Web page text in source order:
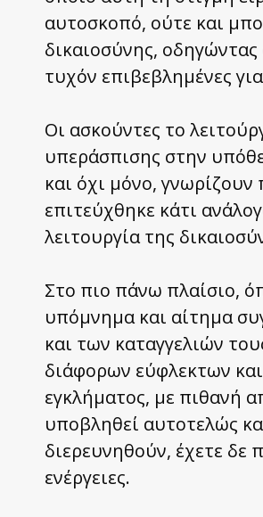
αυτοσκοπό, ούτε και
δικαιοσύνης, οδηγώντας
τυχόν επιβεβλημένες
Οι ασκούντες το
υπεράσπισης στην
και όχι μόνο,
επιτεύχθηκε κάτι
λειτουργία της
Στο πιο πάνω πλαίσιο,
υπόμνημα και αίτημα
και των καταγγελιών
διάφορων εύφλεκτων
εγκλήματος, με πιθανή
υποβληθεί αυτοτελώς
διερευνηθούν, έχετε δε
ενέργειες.